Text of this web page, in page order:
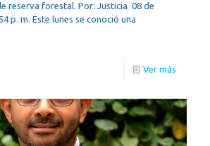
reserva forestal. Por: Justicia 08 de
p. m. Este lunes se conoció una
Ver más